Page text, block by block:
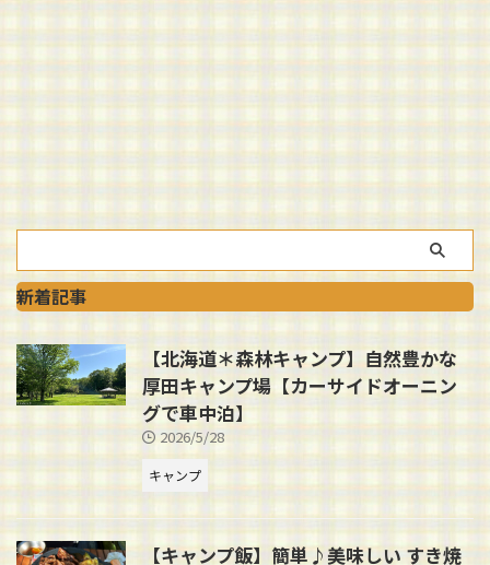
新着記事
【北海道＊森林キャンプ】自然豊かな
厚田キャンプ場【カーサイドオーニン
グで車中泊】
2026/5/28
キャンプ
【キャンプ飯】簡単♪美味しい すき焼